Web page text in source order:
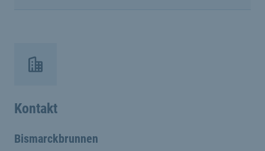
Kontakt
Bismarckbrunnen